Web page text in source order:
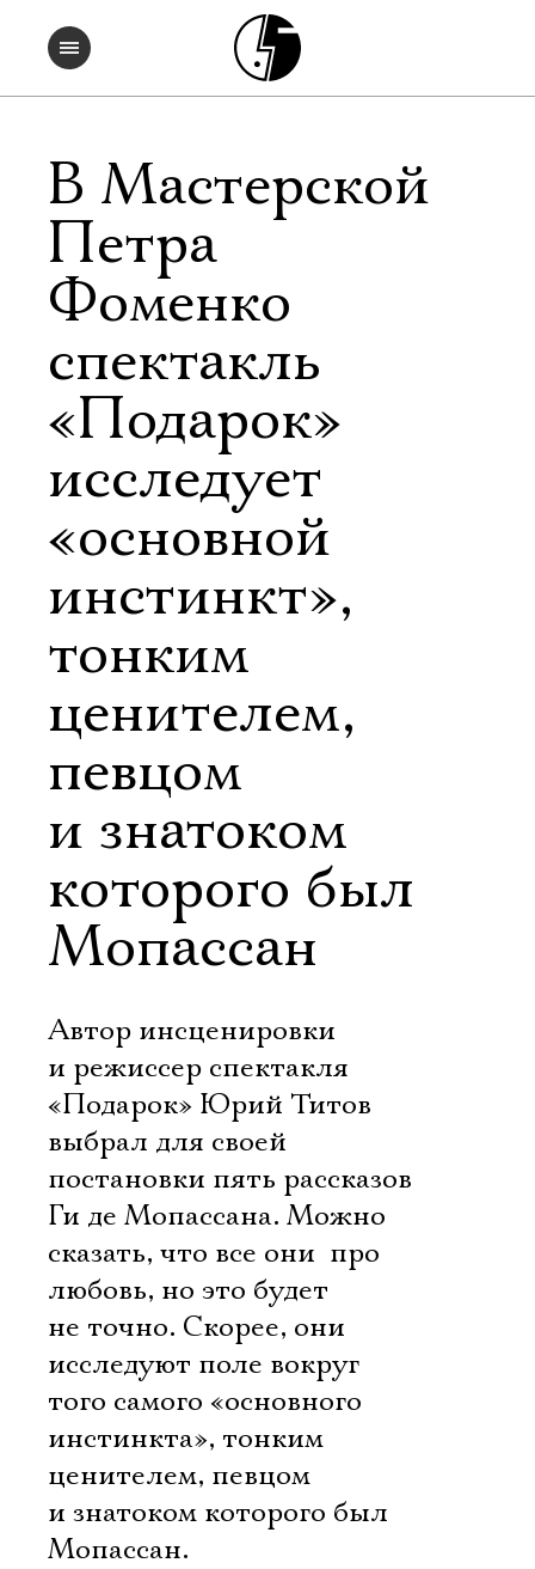
В Мастерской
Петра
Фоменко
спектакль
«Подарок»
исследует
«основной
инстинкт»,
тонким
ценителем,
певцом
и знатоком
которого был
Мопассан
Автор инсценировки
и режиссер спектакля
«Подарок» Юрий Титов
выбрал для своей
постановки пять рассказов
Ги де Мопассана. Можно
сказать, что все они  про
любовь, но это будет
не точно. Скорее, они
исследуют поле вокруг
того самого «основного
инстинкта», тонким
ценителем, певцом
и знатоком которого был
Мопассан.